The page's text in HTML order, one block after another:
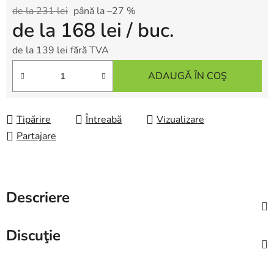
de la 231 lei până la –27 %
de la 168 lei / buc.
de la 139 lei fără TVA
ADAUGĂ ÎN COŞ
Tipărire Întreabă
Vizualizare
Partajare
Descriere
Discuţie